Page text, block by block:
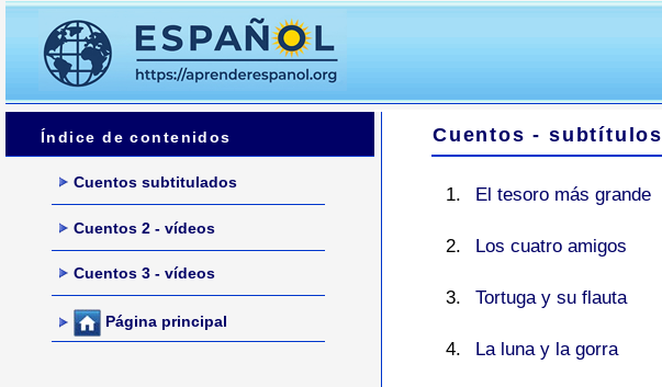
Índice de contenidos
Cuentos subtitulados
Cuentos 2 - vídeos
Cuentos 3 - vídeos
Página principal
Cuentos - subtítulos
El tesoro más grande
Los cuatro amigos
Tortuga y su flauta
La luna y la gorra